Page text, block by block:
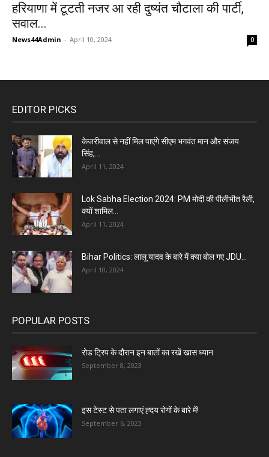
हरियाणा में टूटती नजर आ रही दुष्यंत चौटाला की पार्टी,
सवाल...
News44Admin - April 10, 2024 0
EDITOR PICKS
केजरीवाल से नहीं मिल पाएंगे सीएम भगवंत मान और संजय
सिंह,...
April 11, 2024
Lok Sabha Election 2024: PM मोदी की पीलीभीत रैली,
क्यों शामिल...
April 11, 2024
Bihar Politics: लालू यादव के बारे में क्या बोल गए JDU...
April 10, 2024
POPULAR POSTS
रोड ट्रिप के दौरान इन बातों का रखें खास ध्यान
September 8, 2023
इस टेस्ट से पता लगाएं ह्दय रोगों के बारे में!
September 6, 2023